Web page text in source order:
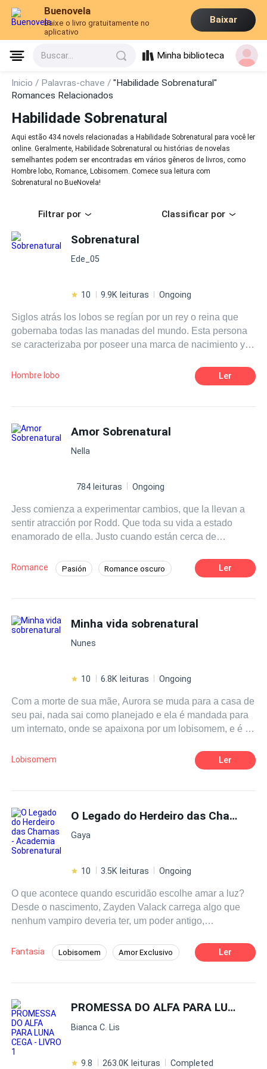
Buenovela
Baixe o livro gratuitamente no
aplicativo
Baixar
Buscar... Minha biblioteca
Inicio / Palavras-chave /"Habilidade Sobrenatural"
Romances Relacionados
Habilidade Sobrenatural
Aqui estão 434 novels relacionadas a Habilidade Sobrenatural para você ler
online. Geralmente, Habilidade Sobrenatural ou histórias de novelas
semelhantes podem ser encontradas em vários gêneros de livros, como
Hombre lobo, Romance, Lobisomem. Comece sua leitura com
Sobrenatural no BueNovela!
Filtrar por Classificar por
Sobrenatural
Ede_05
10 9.9K leituras Ongoing
Siglos atrás los lobos se regían por un rey o reina que
gobernaba todas las manadas del mundo. Esta persona
se caracterizaba por poseer una marca de nacimiento y
gobernante no era elegido ni por fuerza ni por herencia
como cada manada; sino por elección de la Luna. Kale el
pero le falta el amor de su mate, su pareja destinada. La
manada del hielo, que gobernaba todas las demás y
estaba oculta entre las sombras, después de quinientos
impacientemente dispersa entre todas la manadas,
aproximándose por parte de rey de los vampiros. No es la
única que espera al Rey del hielo.
Hombre lobo Ler
Amor Sobrenatural
Nella
784 leituras Ongoing
Jess comienza a experimentar cambios, que la llevan a
sentir atracción por Rodd. Que toda su vida a estado
enamorado de ella. Justo cuando están cerca de
Jess como su alma gemela.
Romance Pasión Romance oscuro Ler
Minha vida sobrenatural
Nunes
10 6.8K leituras Ongoing
Com a morte de sua mãe, Aurora se muda para a casa de
seu pai, nada sai como planejado e ela é mandada para
um internato, onde se apaixona por um lobisomem, e é ai
de uma grande batalha sobrenatural.
Lobisomem Ler
O Legado do Herdeiro das Chamas - Academia Sobrenatural
Gaya
10 3.5K leituras Ongoing
O que acontece quando escuridão escolhe amar a luz?
Desde o nascimento, Zayden Valack carrega algo que
nenhum vampiro deveria ter, um poder antigo,
coração é dividido em metade chamas incessantes, e
metade escuridão insidiosa. Ele é o herdeiro
são moldados para governar, Zayden é temido, desejado
e aclamado por todos. Mas nada disso é o abala. Só uma
coisa que o perturba; a presença de Neréia Renault, a
bruxa que cresceu ao seu lado e agora o desafia com
olhar silencioso, seu cheiro viciante e com cada
Fantasia Lobisomem Amor Exclusivo
Renascimento
Ler
PROMESSA DO ALFA PARA LUNA CEGA - LIVRO 1
Bianca C. Lis
9.8 263.0K leituras Completed